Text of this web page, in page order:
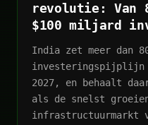
revolutie: Van
$100 miljard
India zet meer dan
investeringspijplijn
2027, en behaalt
als de snelst
infrastructuurmarkt